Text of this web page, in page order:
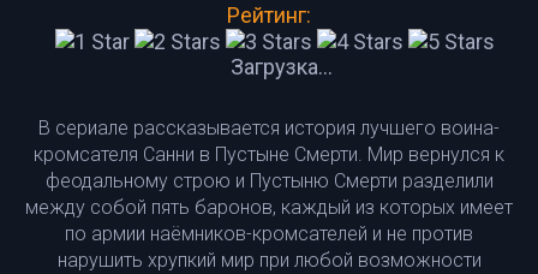
Рейтинг:
Загрузка...
В сериале рассказывается история лучшего воина-
кромсателя Санни в Пустыне Смерти. Мир вернулся к
феодальному строю и Пустыню Смерти разделили
между собой пять баронов, каждый из которых имеет
по армии наёмников-кромсателей и не против
нарушить хрупкий мир при любой возможности